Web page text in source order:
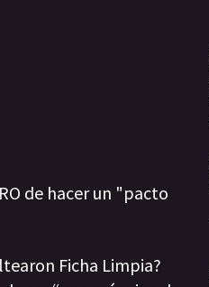
de hacer un "pacto
Ficha Limpia?